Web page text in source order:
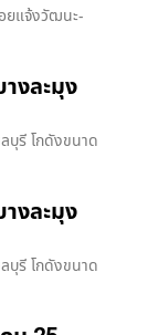
ยแจ้งวัฒนะ-
างละมุง
บุรี โกดังขนาด
างละมุง
บุรี โกดังขนาด